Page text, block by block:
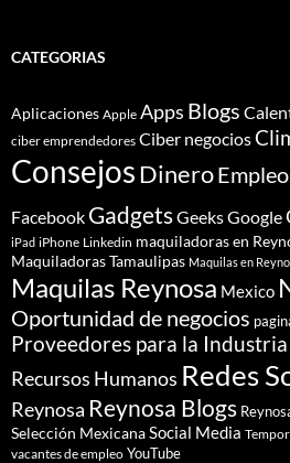
CATEGORIAS
Aplicaciones Apple Apps Blogs
ciber emprendedores Ciber negocios
ConsejosDinero
Facebook GadgetsGeeksGoogle
iPad iPhone Linkedin maquiladoras en
Maquiladoras Tamaulipas Maquilas en
Maquilas Reynosa Mexico
Oportunidad de negocios
Proveedores para la Industria
Recursos Humanos Redes
Reynosa Reynosa Blogs
Selección MexicanaSocial Media
vacantes de empleo YouTube